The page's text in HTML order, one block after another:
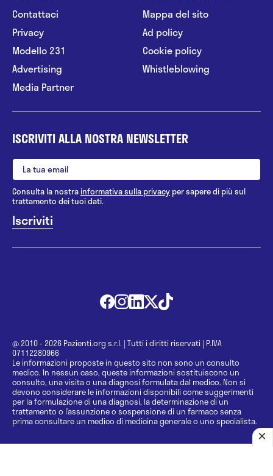
Contattaci
Privacy
Modello 231
Advertising
Media Partner
Mappa del sito
Ad policy
Cookie policy
Whistleblowing
ISCRIVITI ALLA NOSTRA NEWSLETTER
Consulta la nostrainformativa sulla privacy per sapere di più sul
trattamento dei tuoi dati.
@ 2010 - 2026 Pazienti.org s.r.l. | Tutti i diritti riservati | P.IVA
07112280966
Le informazioni proposte in questo sito non sono un consulto
medico. In nessun caso, queste informazioni sostituiscono un
consulto, una visita o una diagnosi formulata dal medico. Non si
devono considerare le informazioni disponibili come suggerimenti
per la formulazione di una diagnosi, la determinazione di un
trattamento o l’assunzione o sospensione di un farmaco senza
prima consultare un medico di medicina generale o uno specialista.